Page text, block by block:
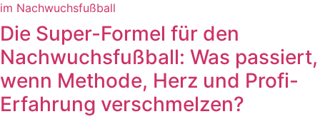
Die Super-Formel für den
Nachwuchsfußball: Was passiert,
wenn Methode, Herz und Profi-
Erfahrung verschmelzen?